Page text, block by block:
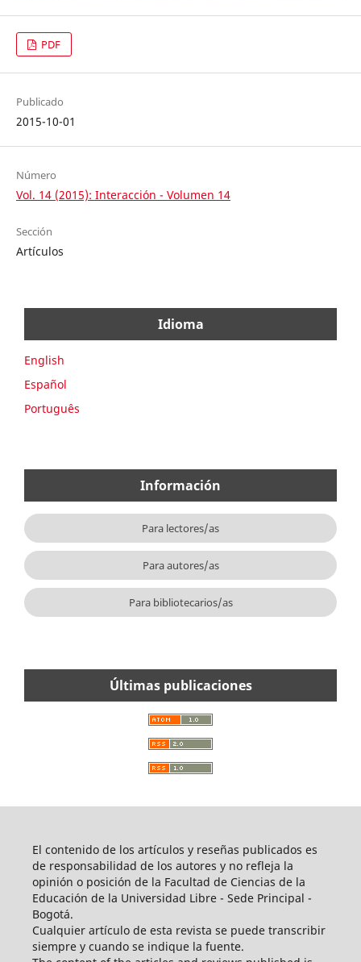
PDF
Publicado
2015-10-01
Número
Vol. 14 (2015): Interacción - Volumen 14
Sección
Artículos
Idioma
English
Español
Português
Información
Para lectores/as
Para autores/as
Para bibliotecarios/as
Últimas publicaciones
El contenido de los artículos y reseñas publicados es
de responsabilidad de los autores y no refleja la
opinión o posición de la Facultad de Ciencias de la
Educación de la Universidad Libre - Sede Principal -
Bogotá.
Cualquier artículo de esta revista se puede transcribir
siempre y cuando se indique la fuente.